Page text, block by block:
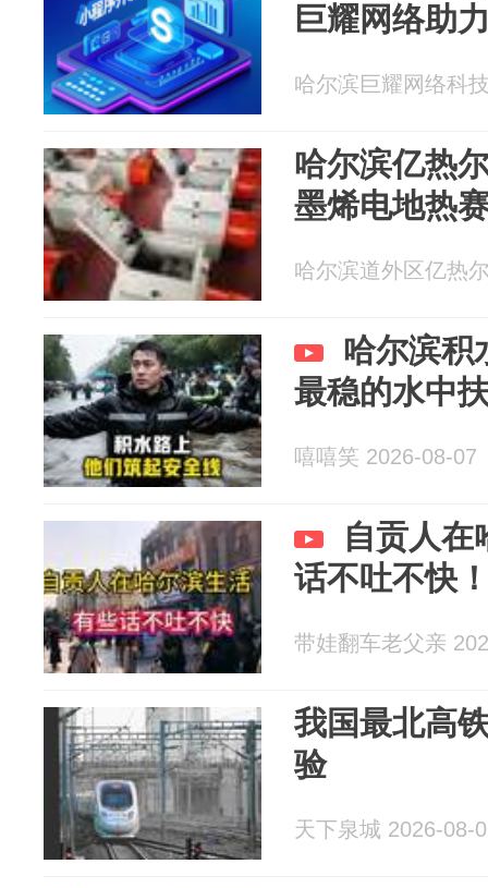
巨耀网络助
哈尔滨巨耀网络科
哈尔滨亿热
墨烯电地热
哈尔滨道外区亿热
哈尔滨积
最稳的水中
嘻嘻笑 2026-08-07
自贡人在
话不吐不快
带娃翻车老父亲
我国最北高
验
天下泉城 2026-08-